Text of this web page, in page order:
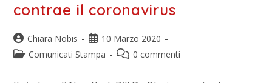
contrae il coronavirus
Chiara Nobis
10 Marzo 2020
Comunicati Stampa
0 commenti